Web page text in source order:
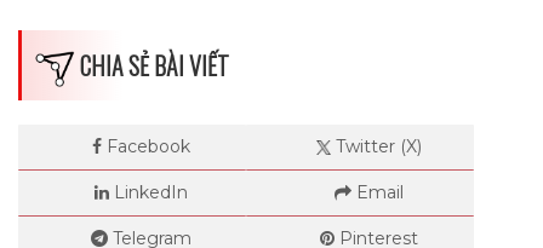
CHIA SẺ BÀI VIẾT
Facebook Twitter (X)
LinkedIn Email
Telegram Pinterest